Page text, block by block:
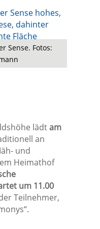
Sense. Fotos:
lädtam
an
und
Heimathof
um 11.00
Teilnehmer,